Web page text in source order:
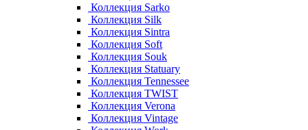
Коллекция Sarko
Коллекция Silk
Коллекция Sintra
Коллекция Soft
Коллекция Souk
Коллекция Statuary
Коллекция Tennessee
Коллекция TWIST
Коллекция Verona
Коллекция Vintage